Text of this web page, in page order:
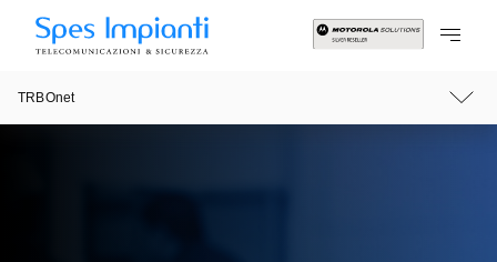
TRBOnet